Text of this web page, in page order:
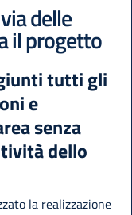
delle
il progetto
tutti gli
e
senza
dello
la realizzazione